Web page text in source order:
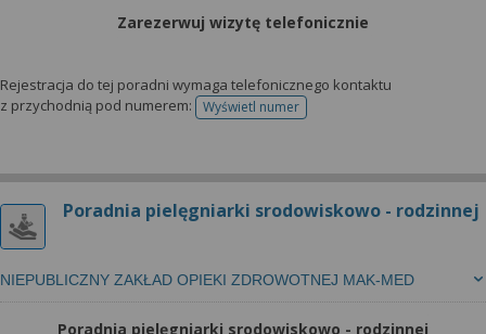
Zarezerwuj wizytę telefonicznie
Rejestracja do tej poradni wymaga telefonicznego kontaktu
z przychodnią pod numerem:
Wyświetl numertelefonu do rejestracji
Poradnia pielęgniarki srodowiskowo - rodzinnej
NIEPUBLICZNY ZAKŁAD OPIEKI ZDROWOTNEJ MAK-MED
Poradnia pielęgniarki srodowiskowo - rodzinnej